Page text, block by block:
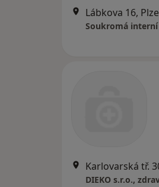
Lábkova 16,
Soukromá
Karlovarská tř.
DIEKO s.r.o.,